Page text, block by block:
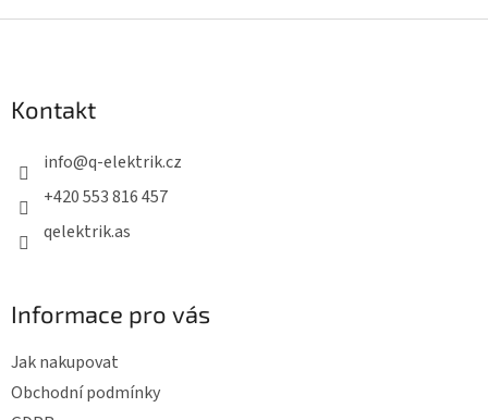
p
aKontakt
info@q-elektrik.cz
+420 553 816 457
qelektrik.as
Informace pro vás
Jak nakupovat
Obchodní podmínky